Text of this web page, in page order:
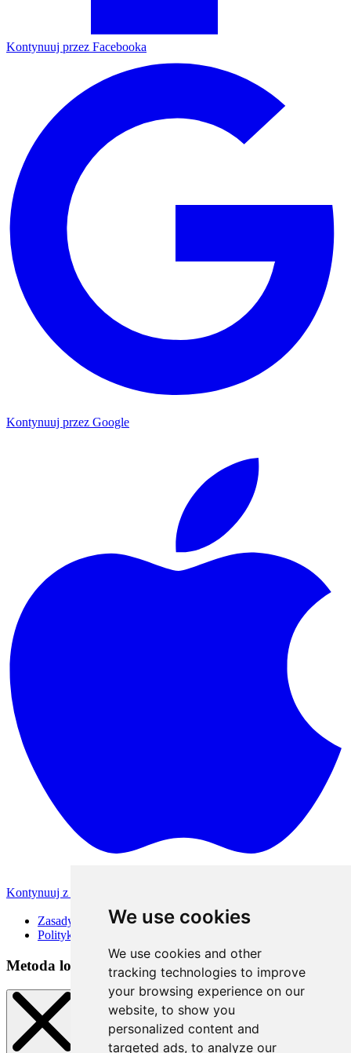
We use cookies
We use cookies and other
tracking technologies to improve
your browsing experience on our
website, to show you
personalized content and
targeted ads, to analyze our
Kontynuuj przez Facebooka
Kontynuuj przez Google
Kontynuuj z Apple
Zasady korzystania
Polityka Prywatności
Metoda logowania